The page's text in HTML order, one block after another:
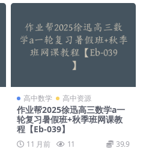
高中数学 高中资源
作业帮2025徐迅高三数学a一
轮复习暑假班+秋季班网课教
程【Eb-039】
11 月前 11 39.9